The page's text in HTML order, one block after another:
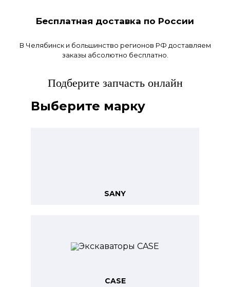
Бесплатная доставка по России
В Челябинск и большинство регионов РФ доставляем
заказы абсолютно бесплатно.
Подберите запчасть онлайн
Выберите марку
SANY
CASE